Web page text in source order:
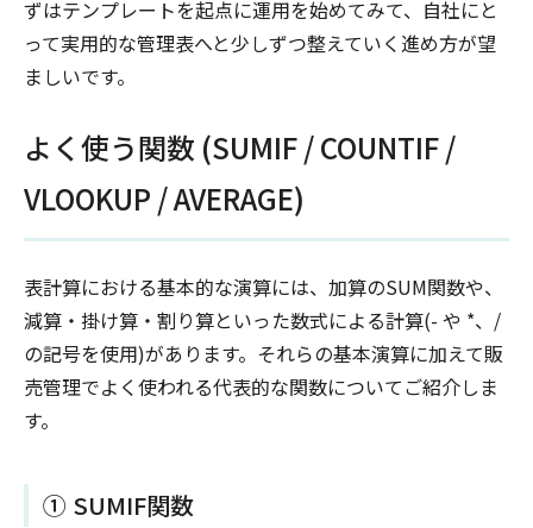
ずはテンプレートを起点に運用を始めてみて、自社にと
って実用的な管理表へと少しずつ整えていく進め方が望
ましいです。
よく使う関数 (SUMIF / COUNTIF /
VLOOKUP / AVERAGE)
表計算における基本的な演算には、加算のSUM関数や、
減算・掛け算・割り算といった数式による計算(- や *、/
の記号を使用)があります。それらの基本演算に加えて販
売管理でよく使われる代表的な関数についてご紹介しま
す。
① SUMIF関数